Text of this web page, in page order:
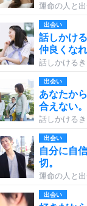
運命の人と
出会い
話しかけ
仲良くなれ
話しかける
出会い
あなたか
合えない。
話しかける
出会い
自分に自
切。
運命の人と
出会い